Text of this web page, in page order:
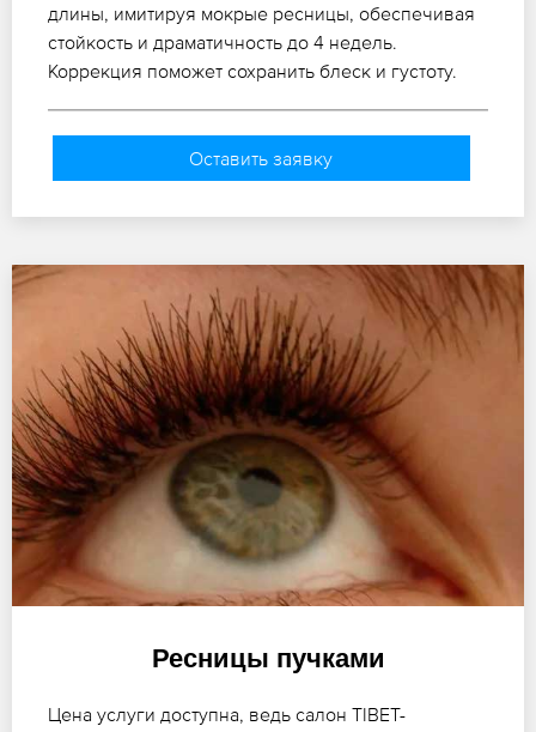
длины, имитируя мокрые ресницы, обеспечивая
стойкость и драматичность до 4 недель.
Коррекция поможет сохранить блеск и густоту.
Оставить заявку
Ресницы пучками
Цена услуги доступна, ведь салон TIBET-